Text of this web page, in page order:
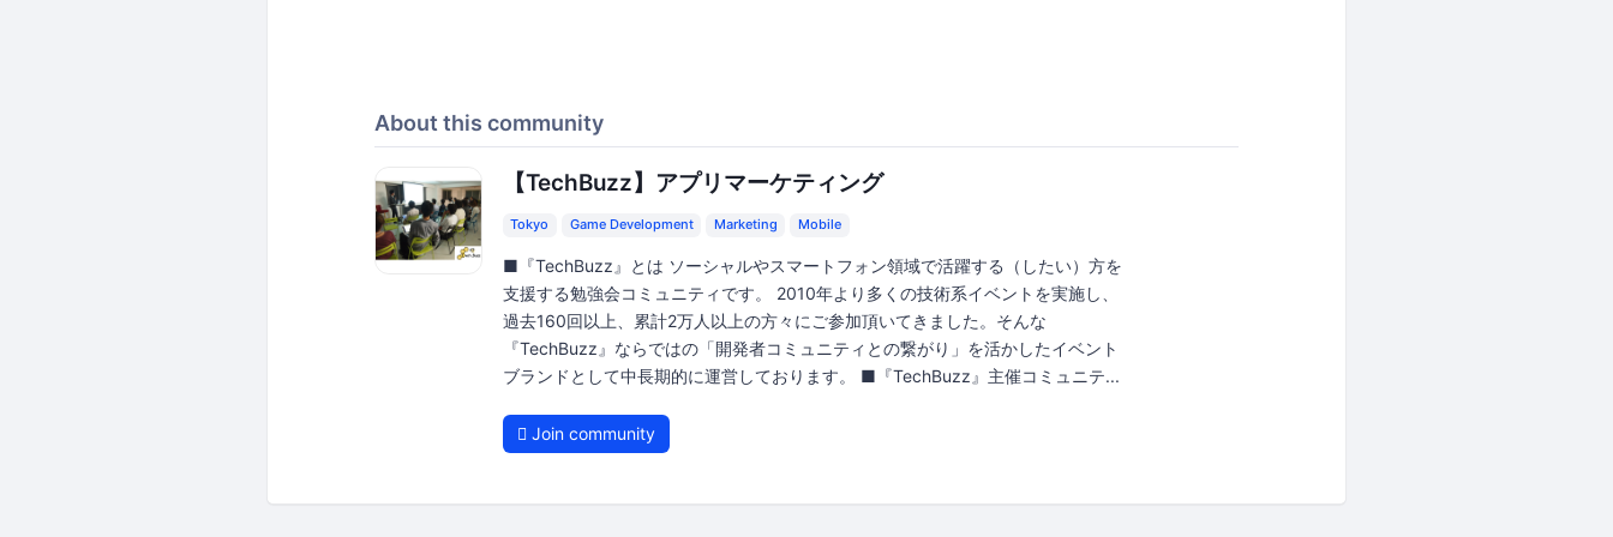
About this community
【TechBuzz】アプリマーケティング
Tokyo Game Development Marketing Mobile
■『TechBuzz』とは ソーシャルやスマートフォン領域で活躍する（したい）方を
支援する勉強会コミュニティです。 2010年より多くの技術系イベントを実施し、
過去160回以上、累計2万人以上の方々にご参加頂いてきました。そんな
『TechBuzz』ならではの「開発者コミュニティとの繋がり」を活かしたイベント
ブランドとして中長期的に運営しております。 ■『TechBuzz』主催コミュニテ...
Join community